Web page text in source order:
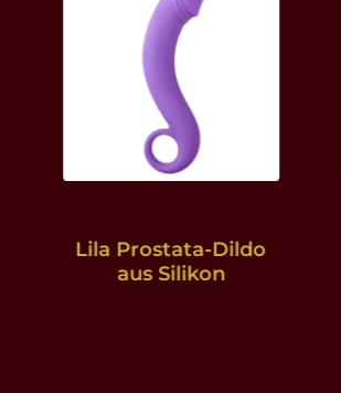
Lila Prostata-Dildo
aus Silikon